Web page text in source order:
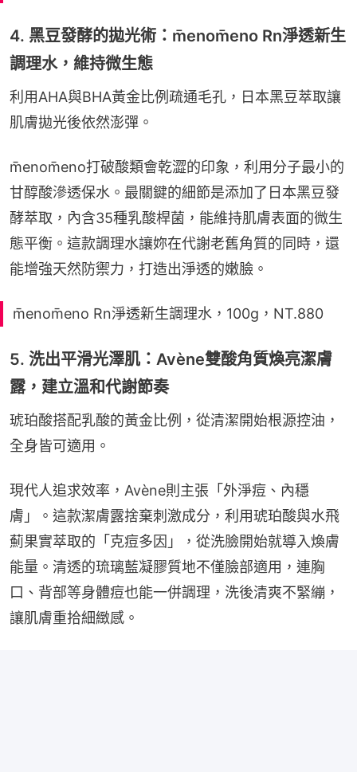
4. 黑豆發酵的拋光術：m̄enom̄eno Rn淨透新生
調理水，維持微生態
利用AHA與BHA黃金比例疏通毛孔，日本黑豆萃取讓
肌膚拋光後依然澎彈。
m̄enom̄eno打破酸類會乾澀的印象，利用分子最小的
甘醇酸滲透保水。最關鍵的細節是添加了日本黑豆發
酵萃取，內含35種乳酸桿菌，能維持肌膚表面的微生
態平衡。這款調理水讓妳在代謝老舊角質的同時，還
能增強天然防禦力，打造出淨透的嫩臉。
m̄enom̄eno Rn淨透新生調理水，100g，NT.880
5. 洗出平滑光澤肌：Avène雙酸角質煥亮潔膚
露，建立溫和代謝節奏
琥珀酸搭配乳酸的黃金比例，從清潔開始根源控油，
全身皆可適用。
現代人追求效率，Avène則主張「外淨痘、內穩
膚」。這款潔膚露捨棄刺激成分，利用琥珀酸與水飛
薊果實萃取的「克痘多因」，從洗臉開始就導入煥膚
能量。清透的琉璃藍凝膠質地不僅臉部適用，連胸
口、背部等身體痘也能一併調理，洗後清爽不緊繃，
讓肌膚重拾細緻感。